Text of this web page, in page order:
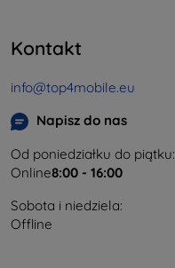
Kontakt
info@top4mobile.eu
Napisz do nas
Od poniedziałku do piątku:
Online8:00 - 16:00
Sobota i niedziela:
Offline